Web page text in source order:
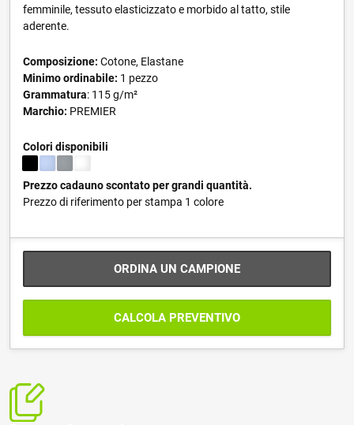
femminile, tessuto elasticizzato e morbido al tatto, stile
aderente.
Composizione: Cotone, Elastane
Minimo ordinabile: 1 pezzo
Grammatura: 115 g/m²
Marchio: PREMIER
Colori disponibili
Prezzo cadauno scontato per grandi quantità.
Prezzo di riferimento per stampa 1 colore
ORDINA UN CAMPIONE
CALCOLA PREVENTIVO